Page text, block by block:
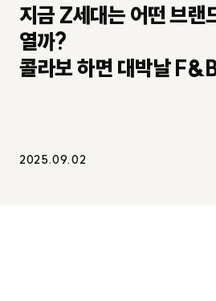
지금 Z세대는 어떤 브랜
열까?
콜라보 하면 대박날
2025.09.02